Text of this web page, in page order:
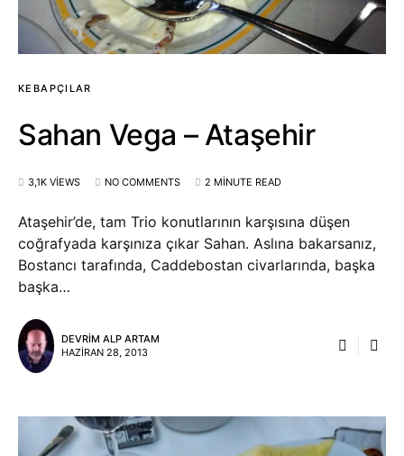
KEBAPÇILAR
Sahan Vega – Ataşehir
3,1K VIEWS NO COMMENTS 2 MINUTE READ
Ataşehir’de, tam Trio konutlarının karşısına düşen
coğrafyada karşınıza çıkar Sahan. Aslına bakarsanız,
Bostancı tarafında, Caddebostan civarlarında, başka
başka…
DEVRIM ALP ARTAM
HAZIRAN 28, 2013